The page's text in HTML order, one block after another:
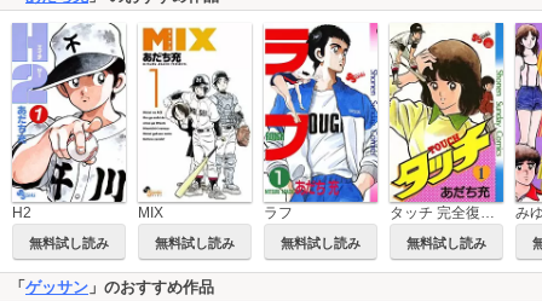
H2
無料試し読み
MIX
無料試し読み
ラフ
無料試し読み
タッチ 完全復刻版
無料試し読み
み
「 ゲッサン 」のおすすめ作品